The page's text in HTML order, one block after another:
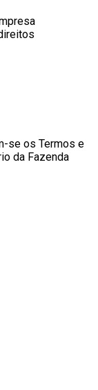
se os Termos e
da Fazenda